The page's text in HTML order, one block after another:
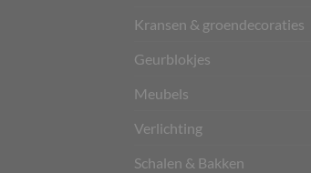
Kransen & groendecoraties
Geurblokjes
Meubels
Verlichting
Schalen & Bakken